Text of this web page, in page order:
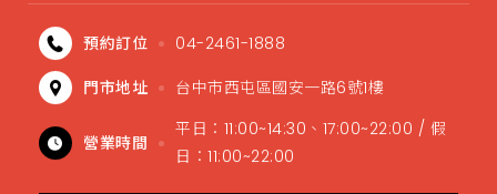
預約訂位
04-2461-1888
門市地址
台中市西屯區國安一路6號1樓
營業時間
平日：11:00~14:30、17:00~22:00 / 假
日：11:00~22:00